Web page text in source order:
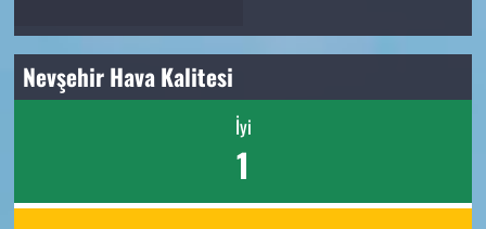
Nevşehir Hava Kalitesi
İyi
1